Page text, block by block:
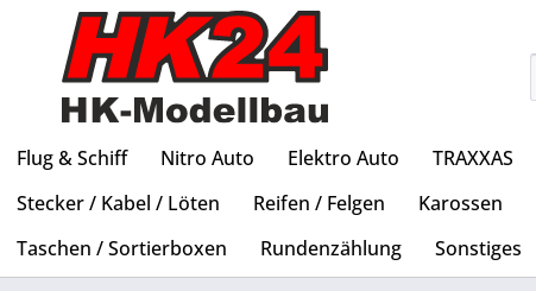
Flug & Schiff Nitro Auto Elektro Auto TRAXXAS
Stecker / Kabel / Löten
Reifen / Felgen Karossen
Taschen / Sortierboxen
Rundenzählung Sonstiges